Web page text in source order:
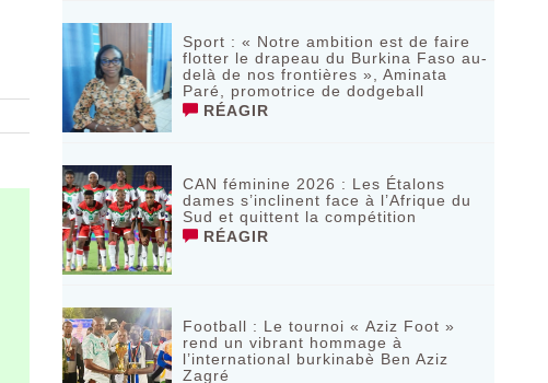
Sport : « Notre ambition est de faire
flotter le drapeau du Burkina Faso au-
delà de nos frontières », Aminata
Paré, promotrice de dodgeball
RÉAGIR
CAN féminine 2026 : Les Étalons
dames s’inclinent face à l’Afrique du
Sud et quittent la compétition
RÉAGIR
Football : Le tournoi « Aziz Foot »
rend un vibrant hommage à
l’international burkinabè Ben Aziz
Zagré